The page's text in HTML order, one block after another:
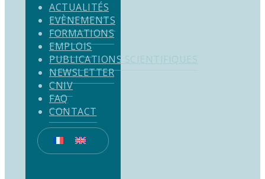
ACTUALITÉS
EVÈNEMENTS
FORMATIONS
EMPLOIS
PUBLICATIONS SCIENTIFIQUES
NEWSLETTER
CNIV
FAQ
CONTACT